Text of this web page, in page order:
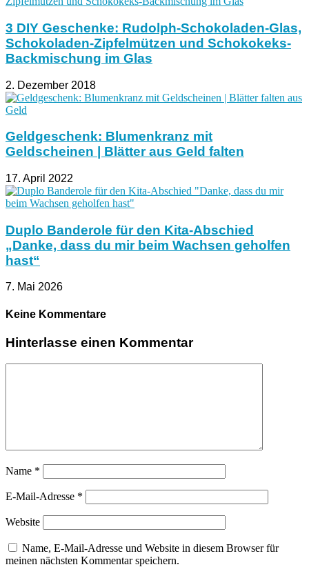
3 DIY Geschenke: Rudolph-Schokoladen-Glas,
Schokoladen-Zipfelmützen und Schokokeks-
Backmischung im Glas
2. Dezember 2018
Geldgeschenk: Blumenkranz mit
Geldscheinen | Blätter aus Geld falten
17. April 2022
Duplo Banderole für den Kita-Abschied
„Danke, dass du mir beim Wachsen geholfen
hast“
7. Mai 2026
Keine Kommentare
Hinterlasse einen Kommentar
Name *
E-Mail-Adresse *
Website
Name, E-Mail-Adresse und Website in diesem Browser für
meinen nächsten Kommentar speichern.